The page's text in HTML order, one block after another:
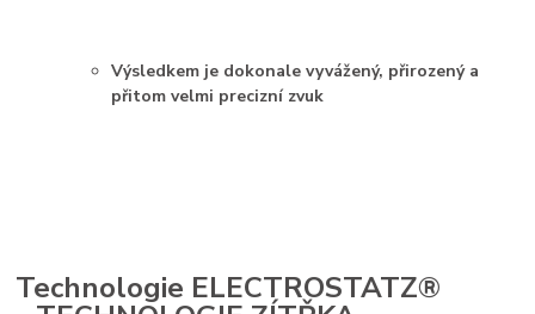
Výsledkem je dokonale vyvážený, přirozený a
přitom velmi precizní zvuk
Technologie ELECTROSTATZ®